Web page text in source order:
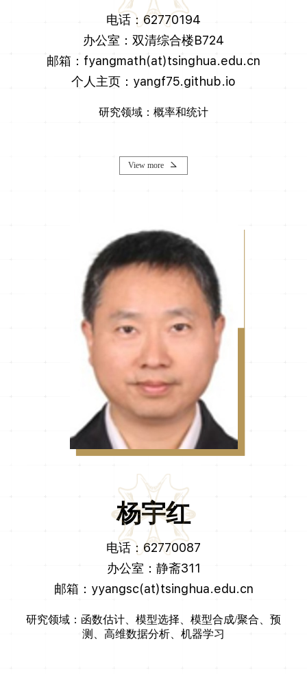
电话：62770194
办公室：双清综合楼B724
邮箱：fyangmath(at)tsinghua.edu.cn
个人主页：yangf75.github.io
研究领域：概率和统计
View more
杨宇红
电话：62770087
办公室：静斋311
邮箱：yyangsc(at)tsinghua.edu.cn
研究领域：函数估计、模型选择、模型合成/聚合、预
测、高维数据分析、机器学习